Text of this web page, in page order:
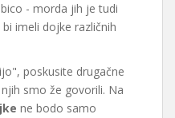
- morda jih je tudi
imeli dojke različnih
poskusite drugačne
smo že govorili. Na
ne bodo samo